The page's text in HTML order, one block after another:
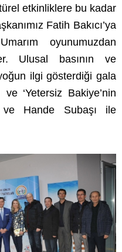
etkinliklere bu kadar
Fatih Bakıcı’ya
oyunumuzdan
Ulusal basının ve
ilgi gösterdiği gala
ve ‘Yetersiz Bakiye’nin
ve Hande Subaşı ile